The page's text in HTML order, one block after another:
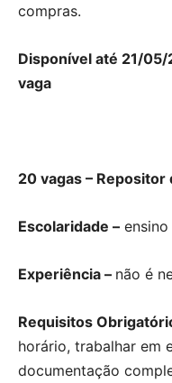
compras.
Disponível até 21/
vaga
20 vagas –
Escolaridade –
Experiência – não é
Requisitos
horário, trabalhar em
documentação